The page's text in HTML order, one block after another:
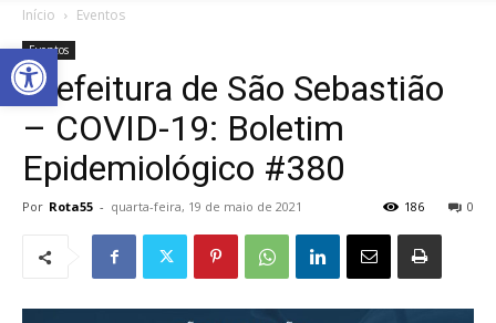
Abrir a barra de ferramentas
Início Eventos
Eventos
Prefeitura de São Sebastião
– COVID-19: Boletim
Epidemiológico #380
Por Rota55 - quarta-feira, 19 de maio de 2021 0
186